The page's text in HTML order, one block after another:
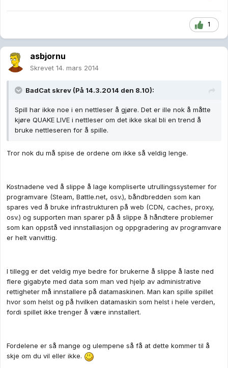
1
asbjornu
Skrevet 14. mars 2014
BadCat skrev (På 14.3.2014 den 8.10):
Spill har ikke noe i en nettleser å gjøre. Det er ille nok å måtte
kjøre QUAKE LIVE i nettleser om det ikke skal bli en trend å
bruke nettleseren for å spille.
Tror nok du må spise de ordene om ikke så veldig lenge.
Kostnadene ved å slippe å lage kompliserte utrullingssystemer for
programvare (Steam, Battle.net, osv.), båndbredden som kan
spares ved å bruke infrastrukturen på web (CDN, caches, proxy,
osv.) og supporten man sparer på å slippe å håndtere problemer
som kan oppstå ved innstallasjon og oppgradering av programvare
er helt vanvittig.
I tillegg er det veldig mye bedre for brukerne å slippe å laste ned
flere gigabyte med data som man ved hjelp av administrative
rettigheter må innstallere på datamaskinen. Man kan spille spillet
hvor som helst og på hvilken datamaskin som helst i hele verden,
fordi spillet ikke trenger å være innstallert.
Fordelene er så mange og ulempene så få at dette kommer til å
skje om du vil eller ikke.